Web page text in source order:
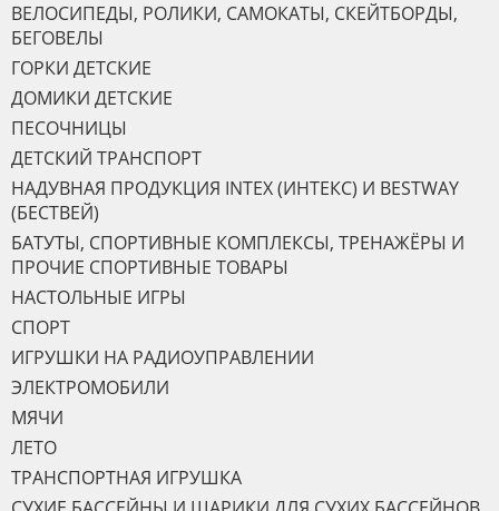
ВЕЛОСИПЕДЫ, РОЛИКИ, САМОКАТЫ, СКЕЙТБОРДЫ,
БЕГОВЕЛЫ
ГОРКИ ДЕТСКИЕ
ДОМИКИ ДЕТСКИЕ
ПЕСОЧНИЦЫ
ДЕТСКИЙ ТРАНСПОРТ
НАДУВНАЯ ПРОДУКЦИЯ INTEX (ИНТЕКС) И BESTWAY
(БЕСТВЕЙ)
БАТУТЫ, СПОРТИВНЫЕ КОМПЛЕКСЫ, ТРЕНАЖЁРЫ И
ПРОЧИЕ СПОРТИВНЫЕ ТОВАРЫ
НАСТОЛЬНЫЕ ИГРЫ
СПОРТ
ИГРУШКИ НА РАДИОУПРАВЛЕНИИ
ЭЛЕКТРОМОБИЛИ
МЯЧИ
ЛЕТО
ТРАНСПОРТНАЯ ИГРУШКА